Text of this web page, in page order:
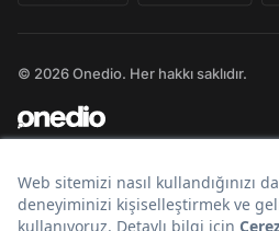
© 2026 Onedio. Her hakkı saklıdır.
Bir markasıdır.